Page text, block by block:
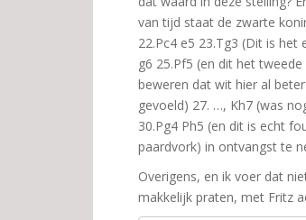
van tijd staat de zwarte
22.Pc4 e5 23.Tg3 (Dit is het
g6 25.Pf5 (en dit het
beweren dat wit hier al
gevoeld) 27. …, Kh7 (was
30.Pg4 Ph5 (en dit is echt
paardvork) in ontvangst te
Overigens, en ik voer dat
makkelijk praten, met Fritz